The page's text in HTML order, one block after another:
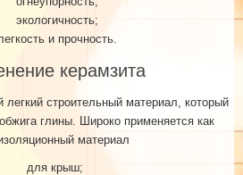
экологичность;
и прочность.
керамзита
легкий строительный материал, который
глины. Широко применяется как
материал
для крыш;